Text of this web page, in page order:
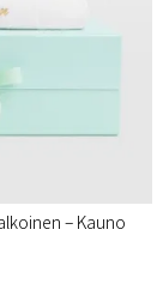
– Kauno